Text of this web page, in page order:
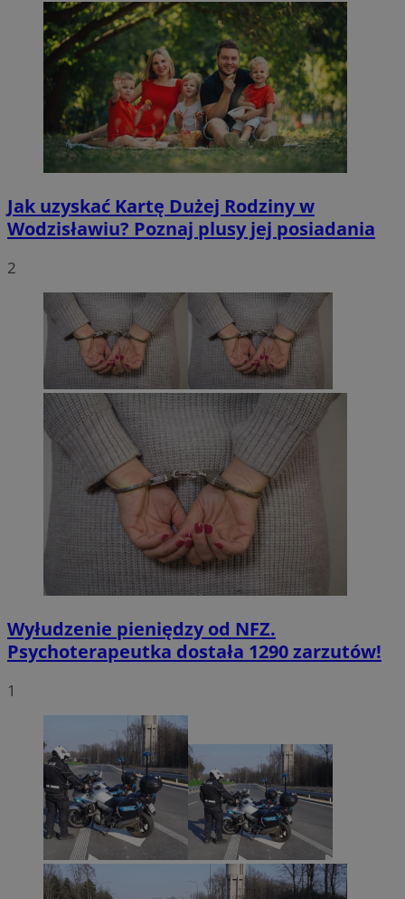
Jak uzyskać Kartę Dużej Rodziny w
Wodzisławiu? Poznaj plusy jej posiadania
2
Wyłudzenie pieniędzy od NFZ.
Psychoterapeutka dostała 1290 zarzutów!
1